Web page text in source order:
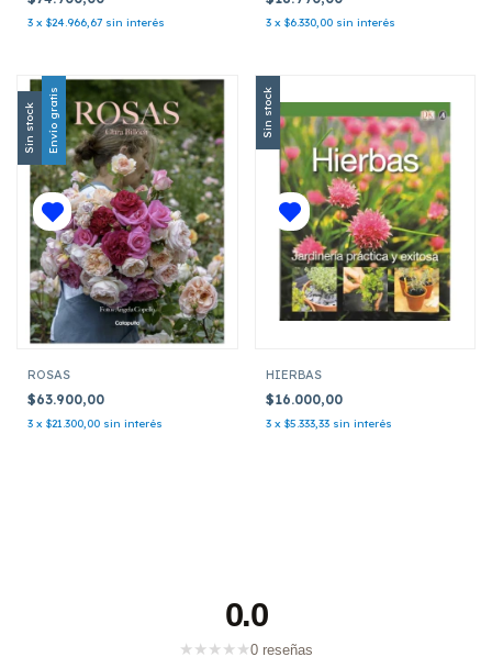
3 x $24.966,67 sin interés 3 x $6.330,00 sin interés
Sin stock Envío gratis
ROSAS
$63.900,00
3 x $21.300,00 sin interés
Sin stock
HIERBAS
$16.000,00
3 x $5.333,33 sin interés
0.0
★ ★ ★ ★ ★0 reseñas